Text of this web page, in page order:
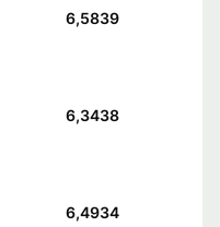
6,5839
6,3438
6,4934